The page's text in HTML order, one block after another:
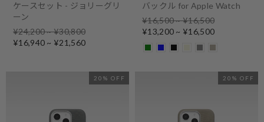
ケースセット - ジョリーグリ
ーン
Regular
price
¥24,200 ~ ¥30,800
Sale
¥16,940 ~ ¥21,560
バックル for Apple Watch
Regular
price
¥16,500 ~ ¥16,500
Sale
¥13,200 ~ ¥16,500
20% OFF 20% OFF